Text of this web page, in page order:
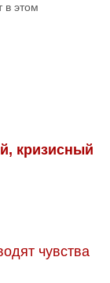
в этом
кризисный
чувства